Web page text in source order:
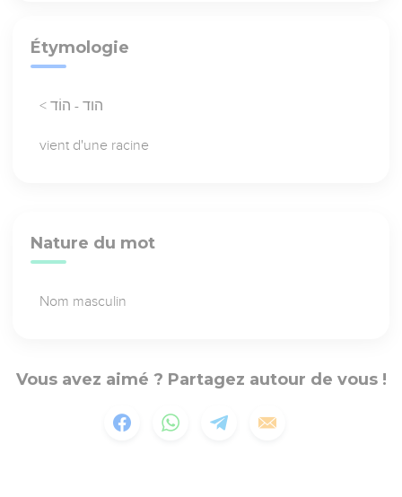
Étymologie
< הוד - הוֹד
vient d'une racine
Nature du mot
Nom masculin
Vous avez aimé ? Partagez autour de vous !